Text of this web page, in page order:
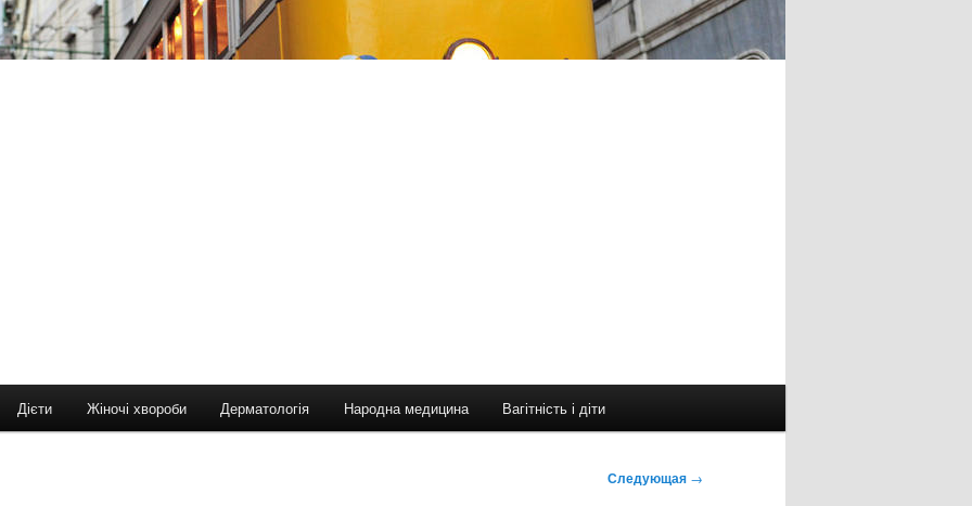
Дієти Жіночі хвороби Дерматологія Народна медицина Вагітність і діти
Следующая →